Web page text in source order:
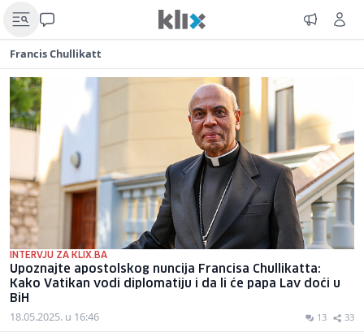
Francis Chullikatt
INTERVJU ZA KLIX.BA
Upoznajte apostolskog nuncija Francisa Chullikatta:
Kako Vatikan vodi diplomatiju i da li će papa Lav doći u
BiH
18.05.2025. u 16:46 13 33